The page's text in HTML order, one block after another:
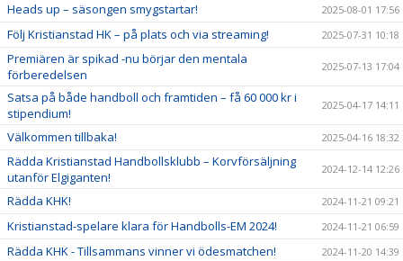
Heads up – säsongen smygstartar! 2025-08-01 17:56
Följ Kristianstad HK – på plats och via streaming! 2025-07-31 10:18
Premiären är spikad -nu börjar den mentala
förberedelsen
2025-07-13 17:04
Satsa på både handboll och framtiden – få 60 000 kr i
stipendium!
2025-04-17 14:11
Välkommen tillbaka! 2025-04-16 18:32
Rädda Kristianstad Handbollsklubb – Korvförsäljning
utanför Elgiganten!
2024-12-14 12:26
Rädda KHK! 2024-11-21 09:21
Kristianstad-spelare klara för Handbolls-EM 2024! 2024-11-21 06:59
Rädda KHK - Tillsammans vinner vi ödesmatchen! 2024-11-20 14:39